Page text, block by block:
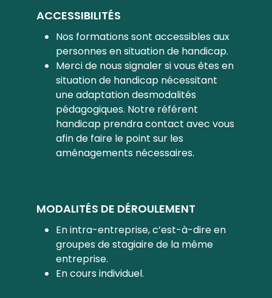
ACCESSIBILITÉS
Nos formations sont accessibles aux
personnes en situation de handicap.
Merci de nous signaler si vous êtes en
situation de handicap nécessitant
une adaptation desmodalités
pédagogiques. Notre référent
handicap prendra contact avec vous
afin de faire le point sur les
aménagements nécessaires.
MODALITÉS DE DÉROULEMENT
En intra-entreprise, c’est-à-dire en
groupes de stagiaire de la même
entreprise.
En cours individuel.